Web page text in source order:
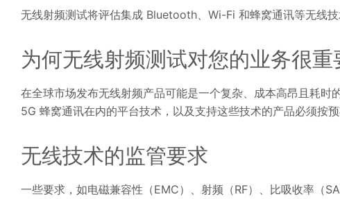
无线射频测试将评估集成 Bluetooth、Wi-Fi 和蜂窝通讯等无线技
为何无线射频测试对您的业务很重
在全球市场发布无线射频产品可能是一个复杂、成本高昂且耗
5G 蜂窝通讯在内的平台技术，以及支持这些技术的产品必须按
无线技术的监管要求
一些要求，如电磁兼容性（EMC）、射频（RF）、比吸收率（